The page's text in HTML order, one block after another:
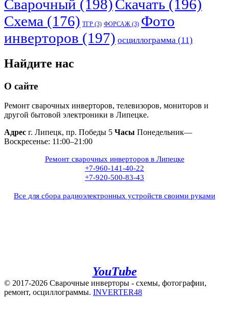
Сварочный (198)Скачать (196)
Схема (176) ТГР (3) ФОРСАЖ (3) Фото
инверторов (197) осциллограмма (11)
Найдите нас
О сайте
Ремонт сварочных инверторов, телевизоров, мониторов и
другой бытовой электроники в Липецке.
Адрес г. Липецк, пр. Победы 5 Часы Понедельник—
Воскресенье: 11:00–21:00
Ремонт сварочных инверторов в Липецке
+7-960-141-40-22
+7-920-500-83-43
Все для сбора радиоэлектронных устройств своими руками
YouTube
© 2017-2026 Сварочные инверторы - схемы, фотографии,
ремонт, осциллограммы. INVERTER48